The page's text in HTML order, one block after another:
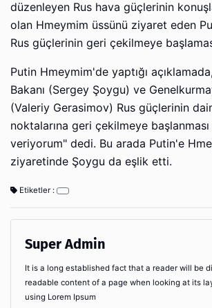
düzenleyen Rus hava güçlerinin
olan Hmeymim üssünü ziyaret eden
Rus güçlerinin geri çekilmeye
Putin Hmeymim'de yaptığı
Bakanı (Sergey Şoygu) ve
(Valeriy Gerasimov) Rus güçlerinin
noktalarına geri çekilmeye
veriyorum" dedi. Bu arada Putin'e
ziyaretinde Şoygu da eşlik etti.
Etiketler :
Super Admin
It is a long established fact that a reader will be
readable content of a page when looking at its
using Lorem Ipsum